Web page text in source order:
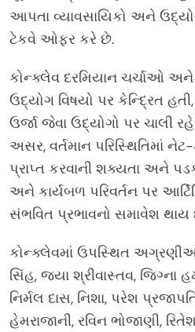
આપતા વ્યાવસાયિકો અને
ટેકવે ઓફર કરે છે.
કોન્ક્લેવ દરમિયાન ચર્ચાઓ
ઉદ્યોગ વિષયો પર કેન્દ્રિત
ઉર્જા જેવા ઉદ્યોગો પર ચાલી
અસર, વર્તમાન પરિસ્થિતિમાં
પ્રાપ્ત કરવાની શક્યતા અને
અને કાર્યબળ પરિવર્તન પર
સંભવિત પ્રભાવનો સમાવેશ થાય
કોન્ક્લેવમાં ઉપસ્થિત
સિંહ, જયા શ્રીવાસ્તવ,
નિર્મલ દાસ, નિશા, પરેશ
હેમરાજાની, રવિન ભોજાણી,